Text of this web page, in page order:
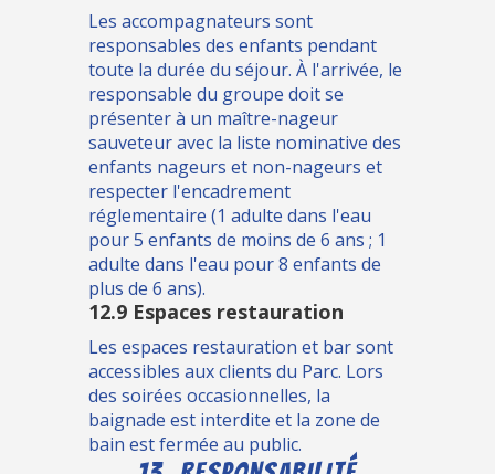
Les accompagnateurs sont
responsables des enfants pendant
toute la durée du séjour. À l'arrivée, le
responsable du groupe doit se
présenter à un maître-nageur
sauveteur avec la liste nominative des
enfants nageurs et non-nageurs et
respecter l'encadrement
réglementaire (1 adulte dans l'eau
pour 5 enfants de moins de 6 ans ; 1
adulte dans l'eau pour 8 enfants de
plus de 6 ans).
12.9 Espaces restauration
Les espaces restauration et bar sont
accessibles aux clients du Parc. Lors
des soirées occasionnelles, la
baignade est interdite et la zone de
bain est fermée au public.